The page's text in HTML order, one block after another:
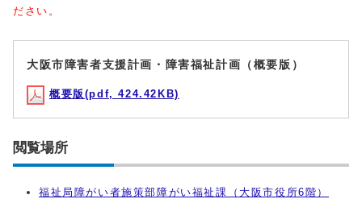
ださい。
大阪市障害者支援計画・障害福祉計画（概要版）
概要版(pdf, 424.42KB)
閲覧場所
福祉局障がい者施策部障がい福祉課（大阪市役所6階）